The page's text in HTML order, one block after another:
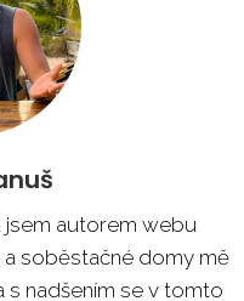
jsem autorem webu
soběstačné domy mě
s nadšením se v tomto